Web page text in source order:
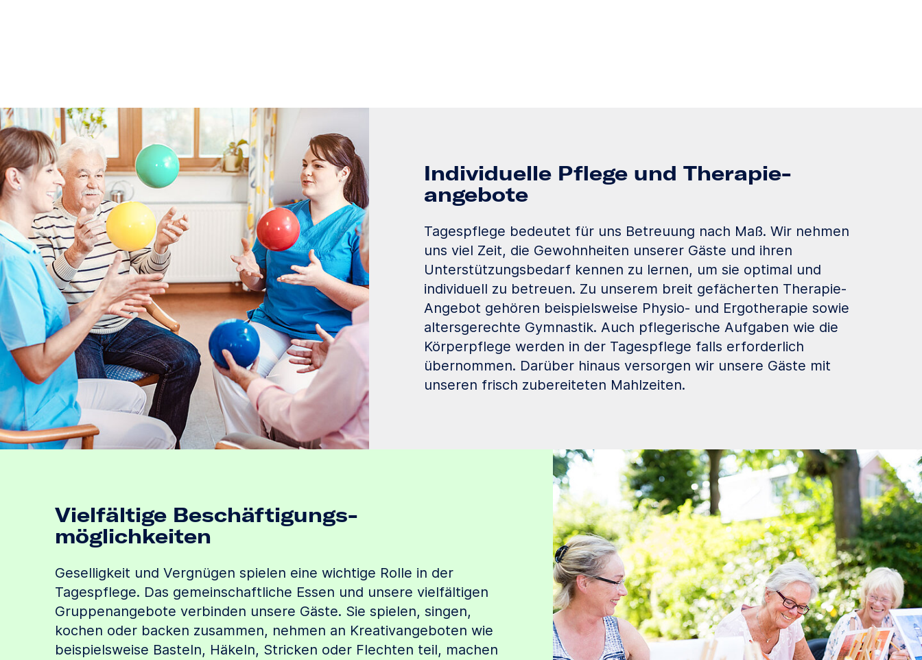
Individuelle Pflege und Therapie­
angebote
Tagespflege bedeutet für uns Betreuung nach Maß. Wir nehmen
uns viel Zeit, die Gewohnheiten unserer Gäste und ihren
Unterstützungsbedarf kennen zu lernen, um sie optimal und
individuell zu betreuen. Zu unserem breit gefächerten Therapie-
Angebot gehören beispielsweise Physio- und Ergotherapie sowie
altersgerechte Gymnastik. Auch pflegerische Aufgaben wie die
Körperpflege werden in der Tagespflege falls erforderlich
übernommen. Darüber hinaus versorgen wir unsere Gäste mit
unseren frisch zubereiteten Mahlzeiten.
Vielfältige Beschäftigungs­
möglichkeiten
Geselligkeit und Vergnügen spielen eine wichtige Rolle in der
Tagespflege. Das gemeinschaftliche Essen und unsere vielfältigen
Gruppenangebote verbinden unsere Gäste. Sie spielen, singen,
kochen oder backen zusammen, nehmen an Kreativangeboten wie
beispielsweise Basteln, Häkeln, Stricken oder Flechten teil, machen